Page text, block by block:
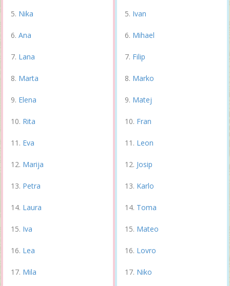
Nika
Ana
Lana
Marta
Elena
Rita
Eva
Marija
Petra
Laura
Iva
Lea
Mila
Ivan
Mihael
Filip
Marko
Matej
Fran
Leon
Josip
Karlo
Toma
Mateo
Lovro
Niko